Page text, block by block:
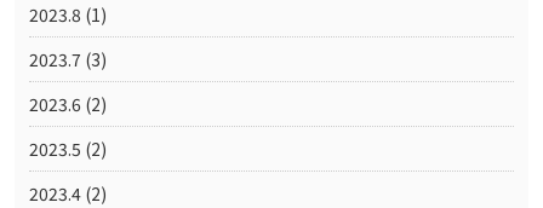
2023.8 (1)
2023.7 (3)
2023.6 (2)
2023.5 (2)
2023.4 (2)